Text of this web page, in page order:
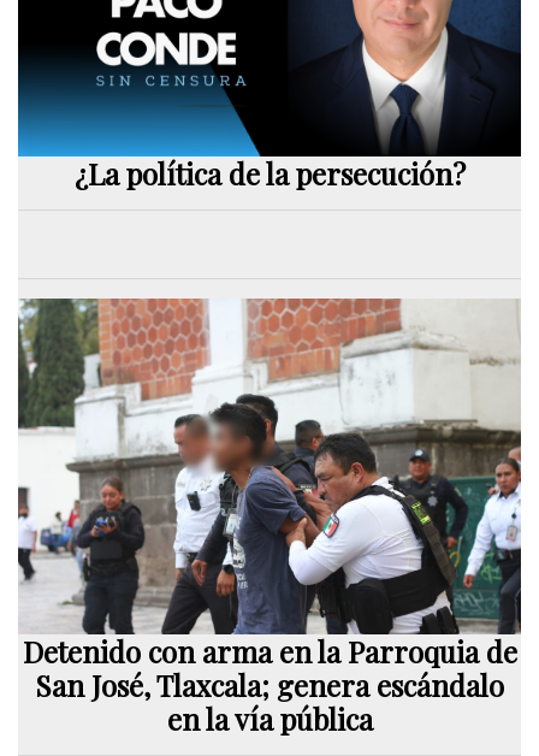
¿La política de la persecución?
Detenido con arma en la Parroquia de
San José, Tlaxcala; genera escándalo
en la vía pública